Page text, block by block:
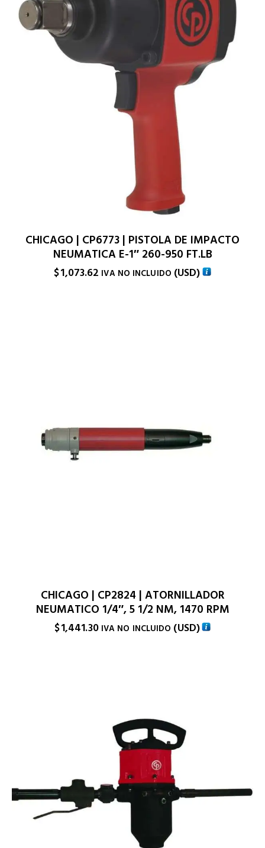
CHICAGO | CP6773 | PISTOLA DE IMPACTO
NEUMATICA E-1″ 260-950 FT.LB
$1,073.62 IVA NO INCLUIDO (USD)
CHICAGO | CP2824 | ATORNILLADOR
NEUMATICO 1/4″, 5 1/2 NM, 1470 RPM
$1,441.30 IVA NO INCLUIDO (USD)